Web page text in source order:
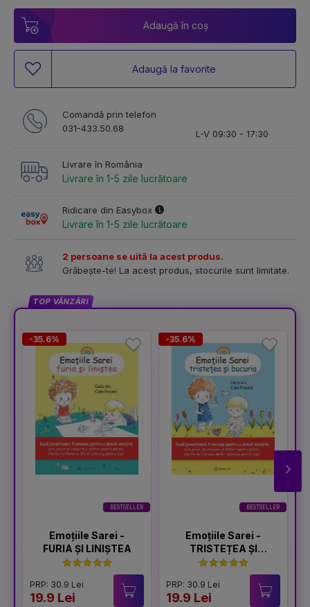
Adaugă în coș
Adaugă la favorite
Comandă prin telefon
031-433.50.68
L-V 09:30 - 17:30
Livrare în România
Livrare în 1-5 zile lucrătoare
Ridicare din Easybox
Livrare în 1-5 zile lucrătoare
2 persoane se uită la acest produs.
Grăbește-te! La acest produs, stocurile sunt limitate.
TOP VÂNZĂRI
BESTSELLER
-35.6%
Emoțiile Sarei -
FURIA ȘI LINIȘTEA
PRP: 30.9 Lei
19.9 Lei
BESTSELLER
-35.6%
Emoțiile Sarei -
TRISTEȚEA ȘI
BUCURIA
PRP: 30.9 Lei
19.9 Lei